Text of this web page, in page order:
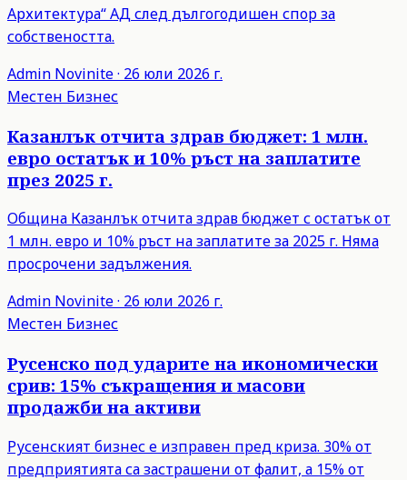
Архитектура“ АД след дългогодишен спор за
собствеността.
Admin Novinite· 26 юли 2026 г.
Местен Бизнес
Казанлък отчита здрав бюджет: 1 млн.
евро остатък и 10% ръст на заплатите
през 2025 г.
Община Казанлък отчита здрав бюджет с остатък от
1 млн. евро и 10% ръст на заплатите за 2025 г. Няма
просрочени задължения.
Admin Novinite· 26 юли 2026 г.
Местен Бизнес
Русенско под ударите на икономически
срив: 15% съкращения и масови
продажби на активи
Русенският бизнес е изправен пред криза. 30% от
предприятията са застрашени от фалит, а 15% от